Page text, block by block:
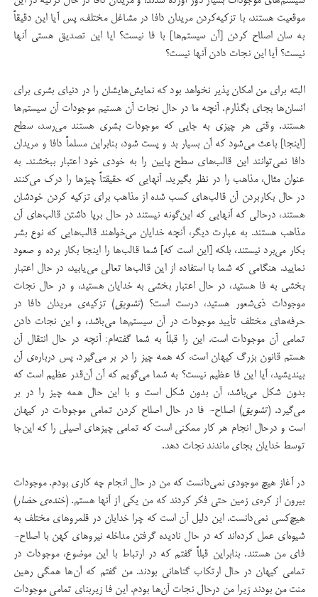
موقعیت هستند، با تزکیه‌کردن مریدان دافا در مشاغل مختلف، پس آیا این دقیقاً
به سان اصلاح کردن [آن سیستم‌ها] با فا نیست؟ ایا این تصدیق هستی آنها
نیست؟ آیا این نجات دادن آنها نیست؟
البته برای من امکان پذیر نخواهد بود که نمایش‌هایشان را در دنیای بشری برای
انسان‌ها بجای بگذارم. آنچه ما در حال نجات آن هستیم موجودات آن سیستم‌ها
هستند. وقتی هر چیزی به جایی که موجودات بشری هستند می‌رسد، سطح
[اینجا] باعث می‌شود که آن بسیار بد و پست شود، بنابراین مسلماً دافا و مریدان
دافا نمی‌توانند این قالب‌های سطح پایین را به ‌خودی خود اعتبار ببخشند. به
عنوان مثال، مذاهب را در نظر بگیرید. آنهایی که حقیقتاً چیزها را درک می‌کنند
در حال بکاربردن آن قالب‌های کسب شده از مذاهب برای تزکیه کردن خودشان
هستند، درحالی‌ که آنهایی که این‌گونه نیستند در حال برپا داشتن قالب‌های آن
مذاهب هستند. به عبارت دیگر، آنچه خدایان می‌خواهند قالب‌هایی که نوع بشر
بکار می‌برد نیستند، بلکه [این است که] شما قالب‌ها را اینجا بکار برده و صعود
نمایید. هنگامی که شما با استفاده از این قالب‌ها تعالی می‌یابید، در حال اعتبار
بخشی به فا هستید، در حال اعتبار بخشی به خدایان هستید، و در حال نجات
موجودات ذی‌شعور هستید، درست است؟ (تشویق) تزکیه‌ی مریدان دافا در
حرفه‌های مختلف تأیید موجودات در آن سیستم‌ها می‌باشد، و این نجات دادن
تمامی آن موجودات است. این را قبلاً به شما گفته‌ام: آنچه در حال انتقال آن
هستم قانون بزرگ کیهان است، که همه چیز را در بر می‌گیرد. پس درباره‌ی آن
بیندیشید، آیا این فا عظیم نیست؟ به شما می‌گویم که آن آن‌قدر عظیم است که
بدون شکل می‌باشد، آن بدون شکل است و با این حال همه چیز را در بر
می‌گیرد. (تشویق) اصلاح- فا در حال اصلاح کردن تمامی موجودات در کیهان
است و درحال انجام هر کار ممکنی است که تمامی چیزهای اصیلی را که این‌جا
توسط خدایان بجای ماندند نجات دهد.
در آغاز هیچ موجودی نمی‌دانست که من در حال انجام چه کاری بودم. موجودات
بیرون از کره‌ی زمین حتی فکر کردند که من یکی از آنها هستم. (خنده‌ی حضار)
هیچ‌کسی نمی‌دانست. این دلیل آن است که چرا خدایان در قلمرو‌های مختلف به
شیوه‌ای عمل کرده‌اند که در حال نادیده گرفتن مداخله نیروهای کهن با اصلاح-
فا‌ی من هستند. بنابراین قبلاً گفتم که در ارتباط با این موضوع، موجودات در
تمامی کیهان در حال ارتکاب گناهانی بودند. من گفتم که آن‌‌ها همگی رهین
منت من بودند زیرا من درحال نجات آن‌ها بودم. این فا زیربنای تمامی موجودات